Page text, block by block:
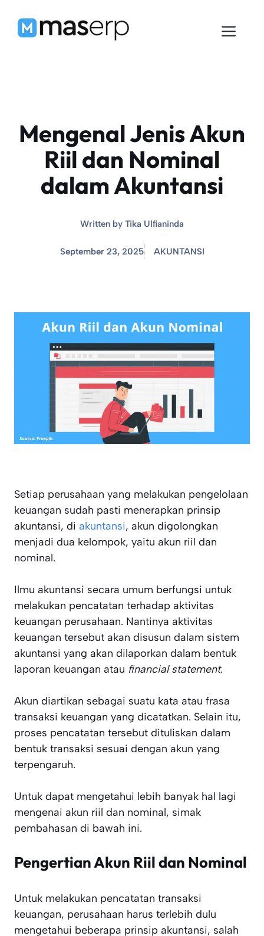
Mengenal Jenis Akun
Riil dan Nominal
dalam Akuntansi
Written by Tika Ulfianinda
September 23, 2025 AKUNTANSI
Setiap perusahaan yang melakukan pengelolaan
keuangan sudah pasti menerapkan prinsip
akuntansi, di akuntansi, akun digolongkan
menjadi dua kelompok, yaitu akun riil dan
nominal.
Ilmu akuntansi secara umum berfungsi untuk
melakukan pencatatan terhadap aktivitas
keuangan perusahaan. Nantinya aktivitas
keuangan tersebut akan disusun dalam sistem
akuntansi yang akan dilaporkan dalam bentuk
laporan keuangan atau financial statement.
Akun diartikan sebagai suatu kata atau frasa
transaksi keuangan yang dicatatkan. Selain itu,
proses pencatatan tersebut dituliskan dalam
bentuk transaksi sesuai dengan akun yang
terpengaruh.
Untuk dapat mengetahui lebih banyak hal lagi
mengenai akun riil dan nominal, simak
pembahasan di bawah ini.
Pengertian Akun Riil dan Nominal
Untuk melakukan pencatatan transaksi
keuangan, perusahaan harus terlebih dulu
mengetahui beberapa prinsip akuntansi, salah